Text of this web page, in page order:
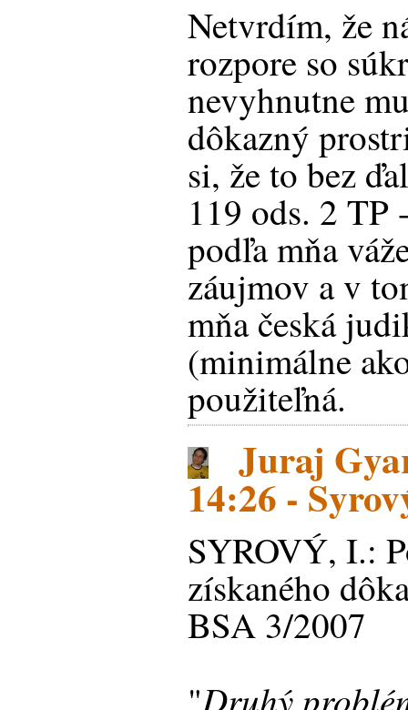
Netvrdím, že
rozpore so
nevyhnutne
dôkazný
si, že to bez
119 ods. 2 TP
podľa mňa
záujmov a v
mňa česká
(minimálne
použiteľná.
Juraj
14:26 -
SYROVÝ, I.:
získaného
BSA 3/2007
"Druhý